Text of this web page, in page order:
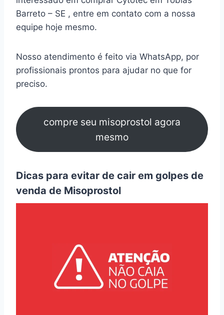
Barreto – SE , entre em contato com a nossa
equipe hoje mesmo.
Nosso atendimento é feito via WhatsApp, por
profissionais prontos para ajudar no que for
preciso.
compre seu misoprostol agora
mesmo
Dicas para evitar de cair em golpes de
venda de Misoprostol